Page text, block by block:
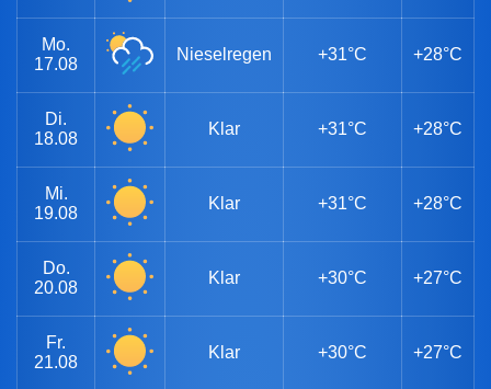
Mo.
17.08
Nieselregen +31°C +28°C
Di.
18.08
Klar +31°C +28°C
Mi.
19.08
Klar +31°C +28°C
Do.
20.08
Klar +30°C +27°C
Fr.
21.08
Klar +30°C +27°C